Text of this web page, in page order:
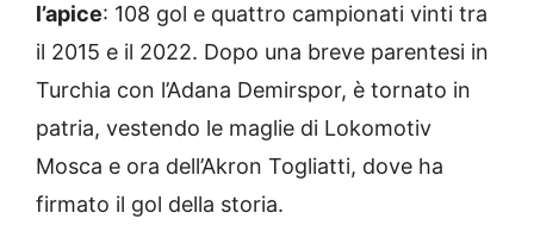
l’apice: 108 gol e quattro campionati vinti tra
il 2015 e il 2022. Dopo una breve parentesi in
Turchia con l’Adana Demirspor, è tornato in
patria, vestendo le maglie di Lokomotiv
Mosca e ora dell’Akron Togliatti, dove ha
firmato il gol della storia.